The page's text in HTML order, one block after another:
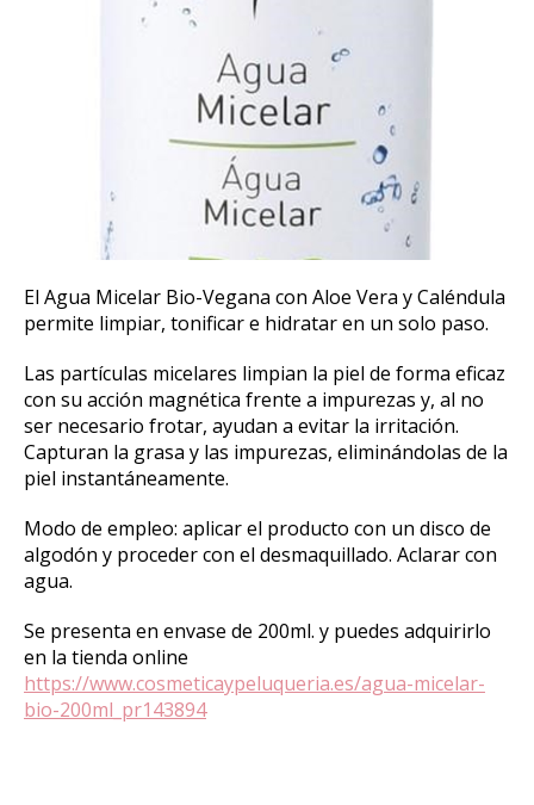
El Agua Micelar Bio-Vegana con Aloe Vera y Caléndula
permite limpiar, tonificar e hidratar en un solo paso.
Las partículas micelares limpian la piel de forma eficaz
con su acción magnética frente a impurezas y, al no
ser necesario frotar, ayudan a evitar la irritación.
Capturan la grasa y las impurezas, eliminándolas de la
piel instantáneamente.
Modo de empleo: aplicar el producto con un disco de
algodón y proceder con el desmaquillado. Aclarar con
agua.
Se presenta en envase de 200ml. y puedes adquirirlo
en la tienda online
https://www.cosmeticaypeluqueria.es/agua-micelar-
bio-200ml_pr143894